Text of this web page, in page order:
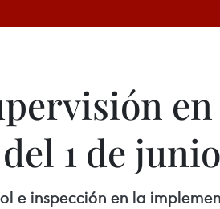
1 de junio
e inspección en la